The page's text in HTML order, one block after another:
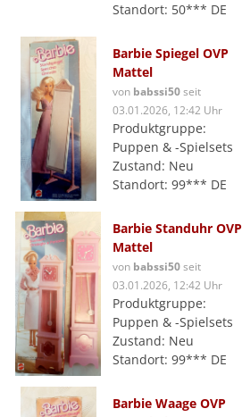
Standort: 50*** DE
Barbie Spiegel OVP
Mattel
von babssi50seit
03.01.2026, 12:42 Uhr
Produktgruppe:
Puppen & -Spielsets
Zustand: Neu
Standort: 99*** DE
Barbie Standuhr OVP
Mattel
von babssi50seit
03.01.2026, 12:42 Uhr
Produktgruppe:
Puppen & -Spielsets
Zustand: Neu
Standort: 99*** DE
Barbie Waage OVP